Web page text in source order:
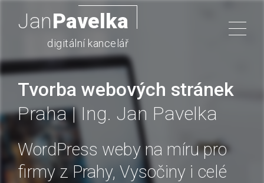
JanPavelka
digitální kancelář
HOME
SLUŽBY
PORTFOLIO
Tvorba webových stránek
Praha | Ing. Jan Pavelka
WordPress weby na míru pro
firmy z Prahy, Vysočiny i celé